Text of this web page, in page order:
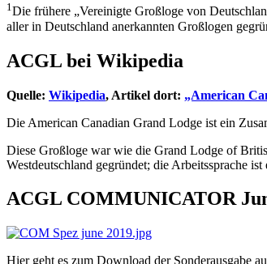
1Die frühere „Vereinigte Großloge von
aller in Deutschland anerkannten Großlogen
ACGL bei Wikipedia
Quelle: Wikipedia, Artikel dort: „American
Die American Canadian Grand Lodge ist ein
Diese Großloge war wie die Grand Lodge of
Westdeutschland gegründet; die Arbeitssprache
ACGL COMMUNICATOR
Hier geht es zum Download der Sonderausgabe